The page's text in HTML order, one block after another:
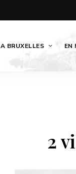
A BRUXELLES EN
2